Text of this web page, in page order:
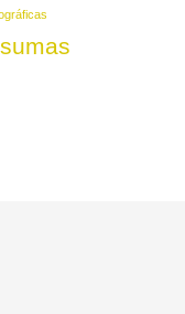
sumas